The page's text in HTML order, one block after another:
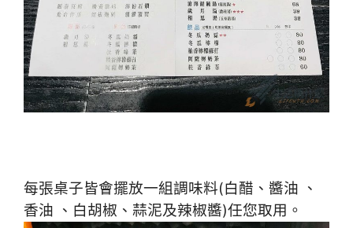
每張桌子皆會擺放一組調味料(白醋、醬油 、
香油 、白胡椒、蒜泥及辣椒醬)任您取用。